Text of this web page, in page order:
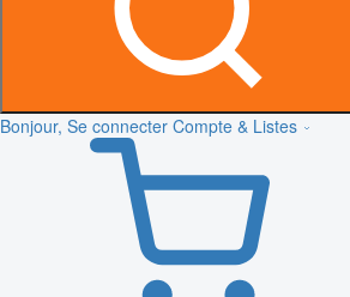
Bonjour, Se connecter Compte & Listes